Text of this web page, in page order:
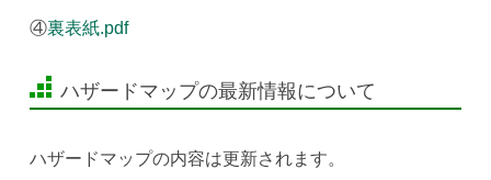
④裏表紙.pdf
ハザードマップの最新情報について
ハザードマップの内容は更新されます。